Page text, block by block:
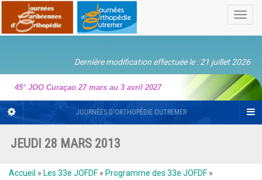
Dernière modification effectuée le : 21 juillet 2026
45° JOO Curaçao 27 mars au 3 avril 2027
JOURNÉES D'ORTHOPÉDIE OUTREMER
JEUDI 28 MARS 2013
Accueil » Les 33e JOFDF » Programme des 33e JOFDF »